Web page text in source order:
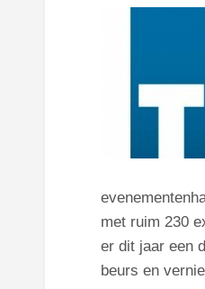
met ruim 230
er dit jaar een
beurs en